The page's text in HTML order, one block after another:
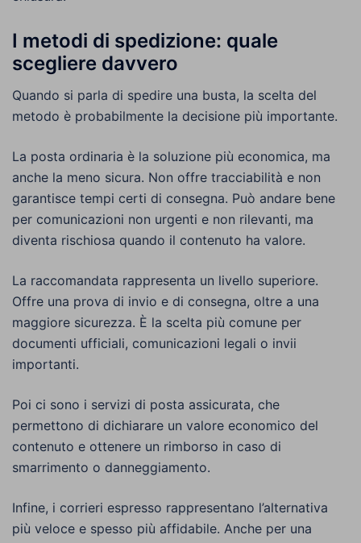
I metodi di spedizione: quale
scegliere davvero
Quando si parla di spedire una busta, la scelta del
metodo è probabilmente la decisione più importante.
La posta ordinaria è la soluzione più economica, ma
anche la meno sicura. Non offre tracciabilità e non
garantisce tempi certi di consegna. Può andare bene
per comunicazioni non urgenti e non rilevanti, ma
diventa rischiosa quando il contenuto ha valore.
La raccomandata rappresenta un livello superiore.
Offre una prova di invio e di consegna, oltre a una
maggiore sicurezza. È la scelta più comune per
documenti ufficiali, comunicazioni legali o invii
importanti.
Poi ci sono i servizi di posta assicurata, che
permettono di dichiarare un valore economico del
contenuto e ottenere un rimborso in caso di
smarrimento o danneggiamento.
Infine, i corrieri espresso rappresentano l’alternativa
più veloce e spesso più affidabile. Anche per una